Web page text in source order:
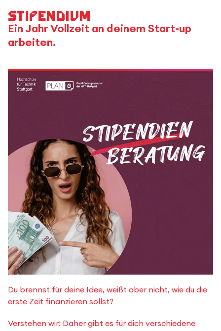
Stipendium
Ein Jahr Vollzeit an deinem Start-up
arbeiten.
Du brennst für deine Idee, weißt aber nicht, wie du die
erste Zeit finanzieren sollst?
Verstehen wir! Daher gibt es für dich verschiedene